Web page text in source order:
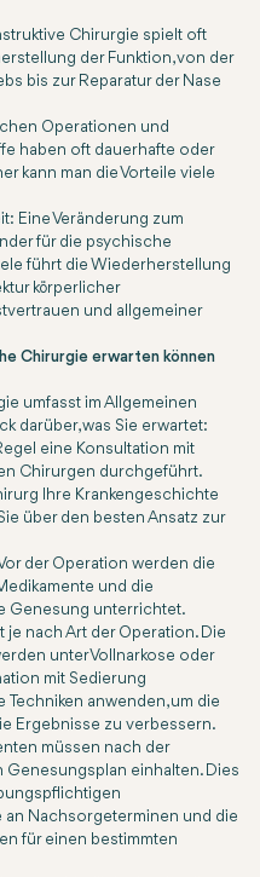
Chirurgie spielt oft
der Funktion, von der
bis zur Reparatur der Nase
Operationen und
haben oft dauerhafte oder
kann man die Vorteile viele
Eine Veränderung zum
für die psychische
führt die Wiederherstellung
körperlicher
und allgemeiner
Chirurgie erwarten können
umfasst im Allgemeinen
darüber, was Sie erwartet:
eine Konsultation mit
Chirurgen durchgeführt.
Ihre Krankengeschichte
über den besten Ansatz zur
der Operation werden die
und die
Genesung unterrichtet.
je nach Art der Operation. Die
unter Vollnarkose oder
mit Sedierung
anwenden, um die
Ergebnisse zu verbessern.
müssen nach der
einhalten. Dies
an Nachsorgeterminen und die
für einen bestimmten